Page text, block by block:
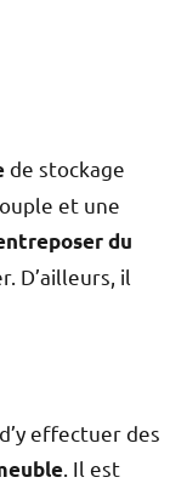
de stockage
et une
du
D’ailleurs, il
effectuer des
. Il est